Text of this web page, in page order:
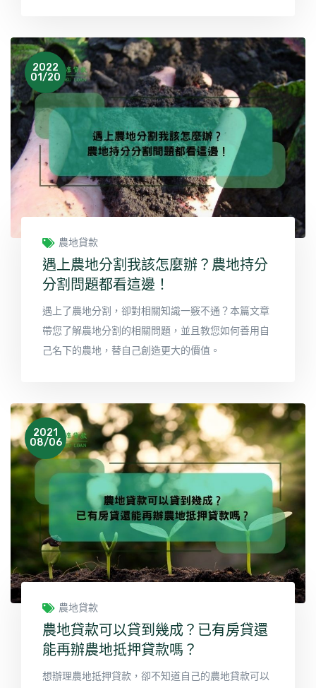
2022
01/20
農地貸款
遇上農地分割我該怎麼辦？農地持分
分割問題都看這邊！
遇上了農地分割，卻對相關知識一竅不通？本篇文章
帶您了解農地分割的相關問題，並且教您如何善用自
己名下的農地，替自己創造更大的價值。
2021
08/06
農地貸款
農地貸款可以貸到幾成？已有房貸還
能再辦農地抵押貸款嗎？
想辦理農地抵押貸款，卻不知道自己的農地貸款可以